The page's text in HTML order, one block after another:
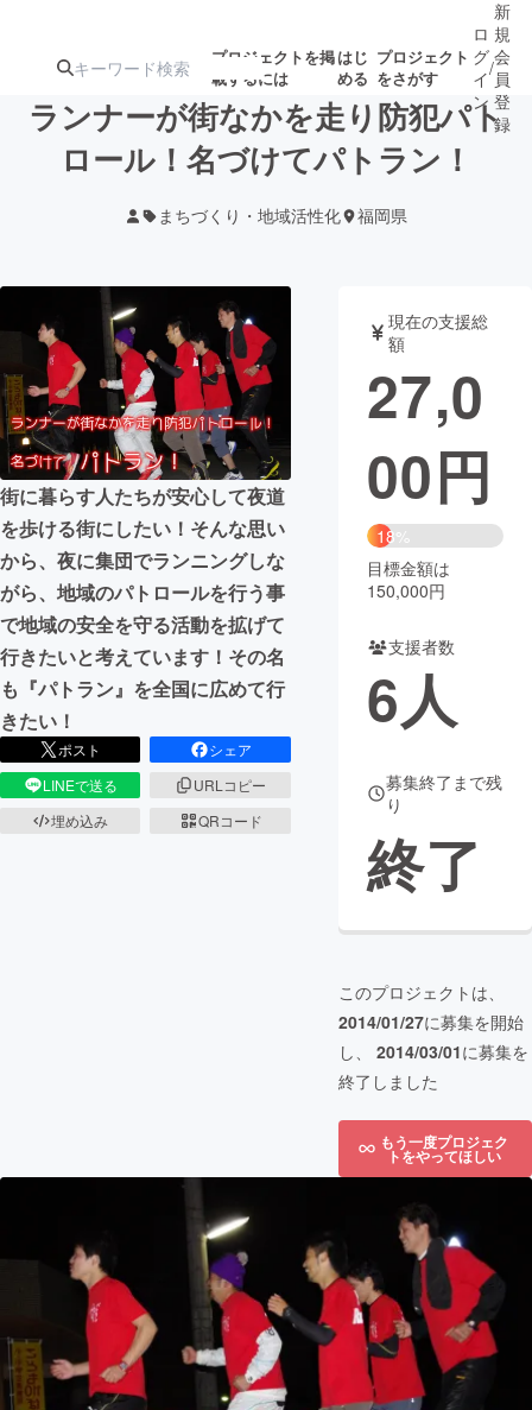
プロジェクトを掲
載するには
はじ
める
プロジェクト
をさがす
ターン
注目の新着プロ
ジェクト
募集終了が近いプ
ロジェクト
アート・写真 音楽
テクノロジー・ガジェット ゲーム・
映像・映画 書籍・雑誌
ビジネス・起業 チャレンジ
まちづくり・地域活性化
CAMPFIRE for Social Good
CAMPFIRE Creation
CAMPFIREふるさと納税machi-ya コミュニティ
ロ
グ
イ
ン
/
新
規
会
員
登
録
ランナーが街なかを走り防犯パト
ロール！名づけてパトラン！
まちづくり・地域活性化 福岡県
街に暮らす人たちが安心して夜道
を歩ける街にしたい！そんな思い
から、夜に集団でランニングしな
がら、地域のパトロールを行う事
で地域の安全を守る活動を拡げて
行きたいと考えています！その名
も『パトラン』を全国に広めて行
きたい！
ポスト
シェア
LINEで送る
URLコピー
埋め込み
QRコード
現在の支援総
額
27,0
00円
18%
目標金額は
150,000円
支援者数
6人
募集終了まで残
り
終了
このプロジェクトは、
2014/01/27に募集を開始
し、 2014/03/01に募集を
終了しました
もう一度プロジェク
トをやってほしい